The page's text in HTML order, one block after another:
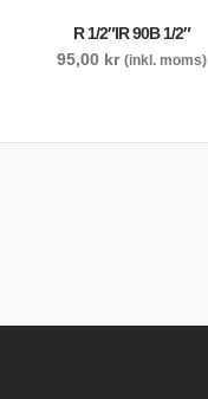
R 1/2″IR 90B 1/2″
95,00 kr (inkl. moms)